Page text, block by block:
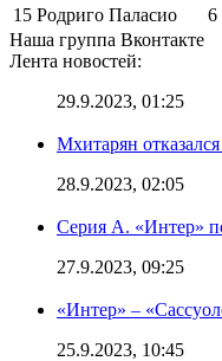
15 Родриго Паласио
6
Наша группа Вконтакте
Лента новостей:
29.9.2023, 01:25
Мхитарян
28.9.2023, 02:05
Серия А. «Интер»
27.9.2023, 09:25
«Интер» –
25.9.2023, 10:45